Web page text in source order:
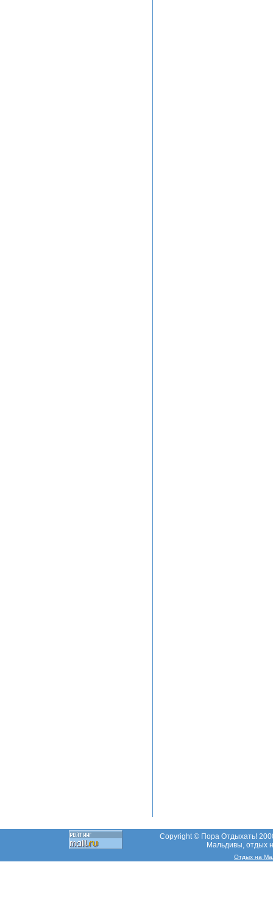
Copyright © Пора Отдыхать!
Мальдивы, отдых
Отдых на